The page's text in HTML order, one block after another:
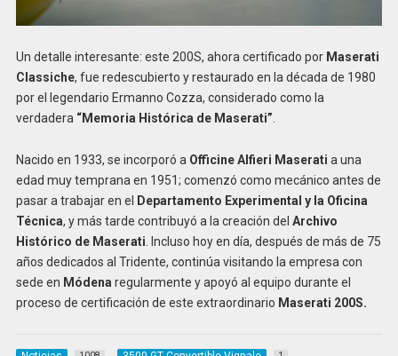
Un detalle interesante: este 200S, ahora certificado por Maserati
Classiche, fue redescubierto y restaurado en la década de 1980
por el legendario Ermanno Cozza, considerado como la
verdadera “Memoria Histórica de Maserati”
Nacido en 1933, se incorporó a Officine Alfieri Maserati a una
edad muy temprana en 1951; comenzó como mecánico antes de
pasar a trabajar en el
Departamento Experimental y la Oficina
Técnica, y más tarde contribuyó a la creación del Archivo
Histórico de Maserati . Incluso hoy en día, después de más de 75
años dedicados al Tridente, continúa visitando la empresa con
sede en Módena regularmente y apoyó al equipo durante el
proceso de certificación de este extraordinario Maserati 200S.